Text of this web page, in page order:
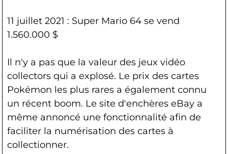
11 juillet 2021 : Super Mario 64 se vend
1.560.000 $
Il n'y a pas que la valeur des jeux vidéo
collectors qui a explosé. Le prix des cartes
Pokémon les plus rares a également connu
un récent boom. Le site d'enchères eBay a
même annoncé une fonctionnalité afin de
faciliter la numérisation des cartes à
collectionner.